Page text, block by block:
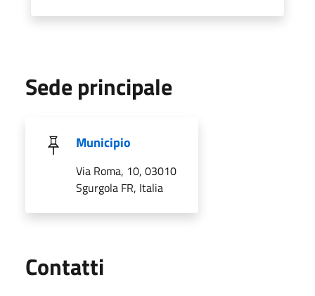
Sede principale
Municipio
Via Roma, 10, 03010
Sgurgola FR, Italia
Contatti